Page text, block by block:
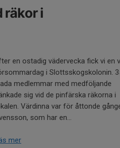
räkor i
en ostadig vädervecka fick vi en
i Slottsskogskolonin.
medlemmar med medföljande
sig vid de pinfärska räkorna i
Värdinna var för åttonde
som har en...
mer